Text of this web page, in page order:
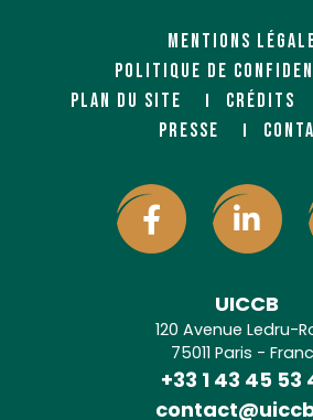
MENTIONS
POLITIQUE DE
PLAN DU SITE
CRÉDITS
PRESSE
UICCB
120 Avenue Ledru-
75011 Paris -
+33 1 43 45 53